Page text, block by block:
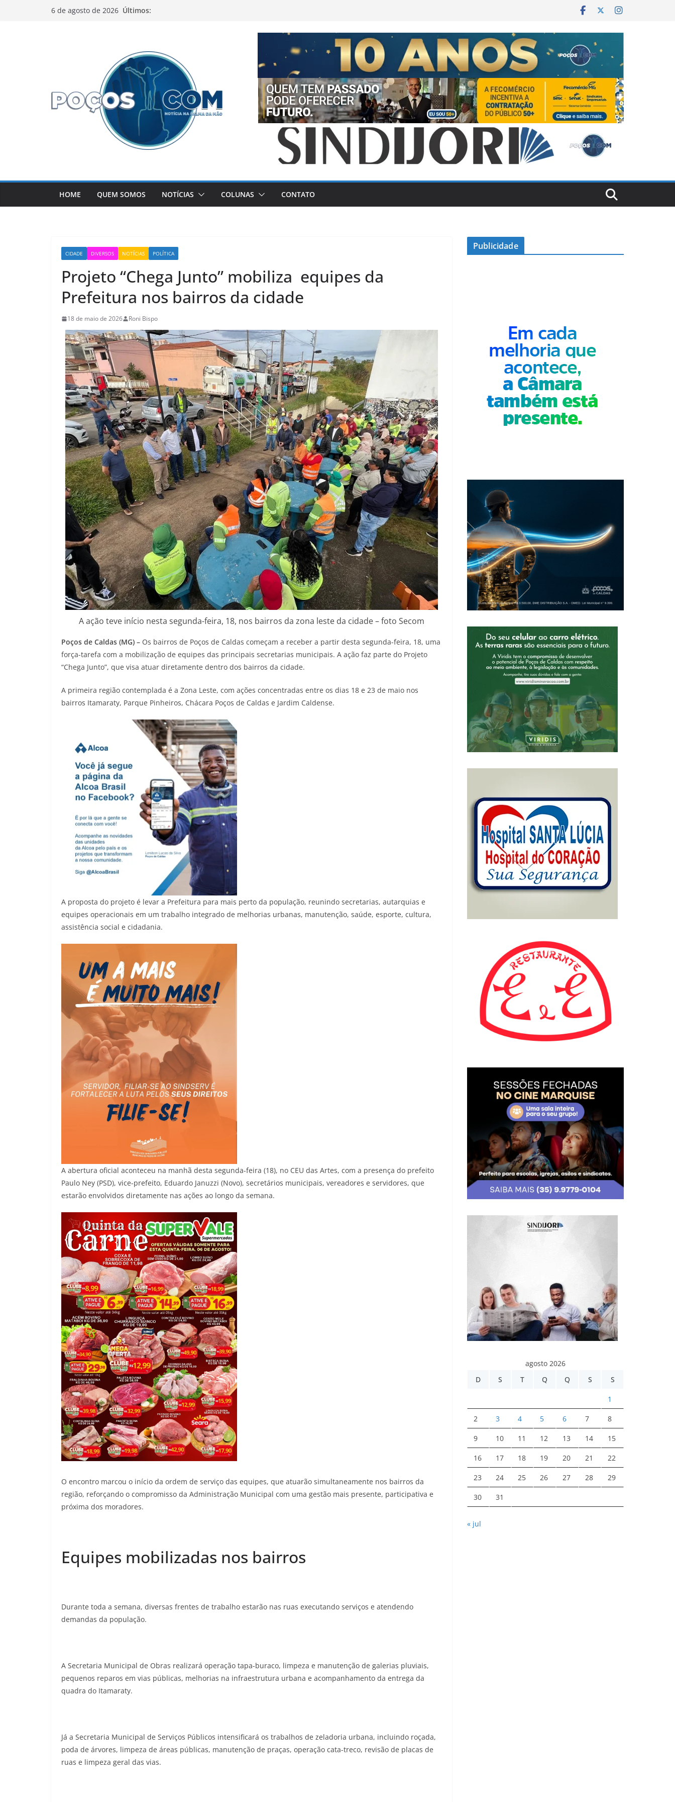
6 de agosto de 2026 Últimos:
HOME QUEM SOMOS NOTÍCIAS COLUNAS CONTATO
CIDADE DIVERSOS NOTÍCIAS POLÍTICA
Projeto “Chega Junto” mobiliza equipes da
Prefeitura nos bairros da cidade
18 de maio de 2026 Roni Bispo
A ação teve início nesta segunda-feira, 18, nos bairros da zona leste da cidade – foto Secom
Poços de Caldas (MG) – Os bairros de Poços de Caldas começam a receber a partir desta segunda-feira, 18, uma
força-tarefa com a mobilização de equipes das principais secretarias municipais. A ação faz parte do Projeto
“Chega Junto”, que visa atuar diretamente dentro dos bairros da cidade.
A primeira região contemplada é a Zona Leste, com ações concentradas entre os dias 18 e 23 de maio nos
bairros Itamaraty, Parque Pinheiros, Chácara Poços de Caldas e Jardim Caldense.
A proposta do projeto é levar a Prefeitura para mais perto da população, reunindo secretarias, autarquias e
equipes operacionais em um trabalho integrado de melhorias urbanas, manutenção, saúde, esporte, cultura,
assistência social e cidadania.
A abertura oficial aconteceu na manhã desta segunda-feira (18), no CEU das Artes, com a presença do prefeito
Paulo Ney (PSD), vice-prefeito, Eduardo Januzzi (Novo), secretários municipais, vereadores e servidores, que
estarão envolvidos diretamente nas ações ao longo da semana.
O encontro marcou o início da ordem de serviço das equipes, que atuarão simultaneamente nos bairros da
região, reforçando o compromisso da Administração Municipal com uma gestão mais presente, participativa e
próxima dos moradores.
Equipes mobilizadas nos bairros
Durante toda a semana, diversas frentes de trabalho estarão nas ruas executando serviços e atendendo
demandas da população.
A Secretaria Municipal de Obras realizará operação tapa-buraco, limpeza e manutenção de galerias pluviais,
pequenos reparos em vias públicas, melhorias na infraestrutura urbana e acompanhamento da entrega da
quadra do Itamaraty.
Já a Secretaria Municipal de Serviços Públicos intensificará os trabalhos de zeladoria urbana, incluindo roçada,
poda de árvores, limpeza de áreas públicas, manutenção de praças, operação cata-treco, revisão de placas de
ruas e limpeza geral das vias.
Publicidade
agosto 2026
D
S T Q Q S S
1
2 3 4 5 6 7 8
9 10 11 12 13 14 15
16 17 18 19 20 21 22
23 24 25 26 27 28 29
30 31
« jul